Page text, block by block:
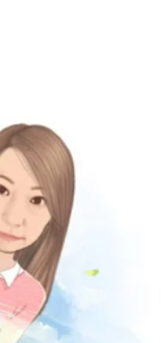
京王相模原線の橋本駅か
のリラク系ボディケア
います。
アの組み合わせのコース